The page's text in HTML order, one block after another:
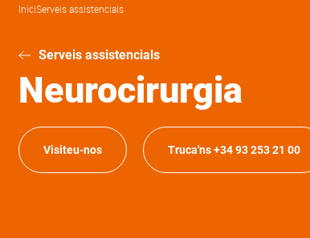
IniciServeis assistencials
Serveis assistencials
Neurocirurgia
Visiteu-nos Truca'ns +34 93 253 21 00